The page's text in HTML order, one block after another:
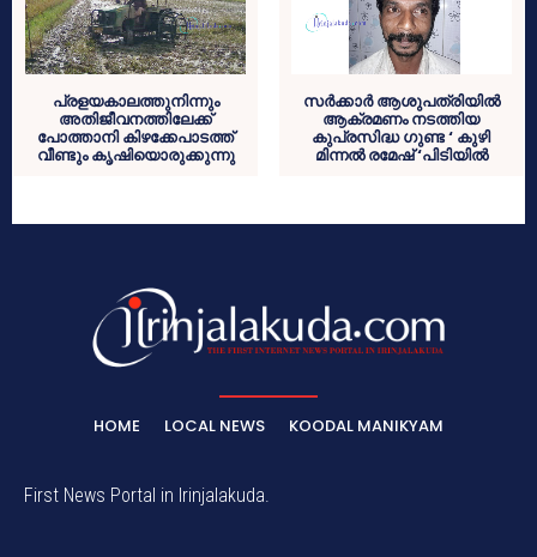
പ്രളയകാലത്തുനിന്നും
അതിജീവനത്തിലേക്ക്
പോത്താനി കിഴക്കേപാടത്ത്
വീണ്ടും കൃഷിയൊരുക്കുന്നു
സര്‍ക്കാര്‍ ആശുപത്രിയില്‍
ആക്രമണം നടത്തിയ
കുപ്രസിദ്ധ ഗുണ്ട ‘ കുഴി
മിന്നല്‍ രമേഷ് ‘പിടിയില്‍
HOME LOCAL NEWS KOODAL MANIKYAM
First News Portal in Irinjalakuda.